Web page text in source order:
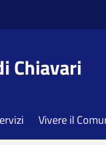
Chiavari
Vivere il